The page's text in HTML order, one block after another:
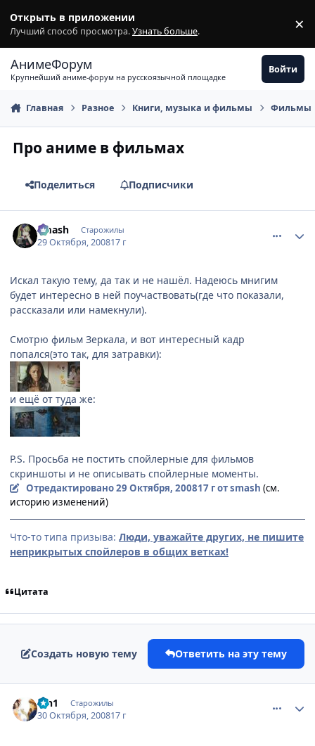
Открыть в приложении
Лучший способ просмотра.Узнать больше. ×
АнимеФорум
Крупнейший аниме-форум на русскоязычной площадке
Войти
Главная Разное Книги, музыка и фильмы Фильмы
Про аниме в фильмах
Поделиться Подписчики
smash Старожилы
29 Октября, 200817 г
Искал такую тему, да так и не нашёл. Надеюсь мнигим
будет интересно в ней поучаствовать(где что показали,
рассказали или намекнули).
Смотрю фильм Зеркала, и вот интересный кадр
попался(это так, для затравки):
и ещё от туда же:
P.S. Просьба не постить спойлерные для фильмов
скриншоты и не описывать спойлерные моменты.
Отредактировано29 Октября, 200817 гот smash (см.
историю изменений)
Что-то типа призыва: Люди, уважайте других, не пишите
неприкрытых спойлеров в общих ветках!
Цитата
Создать новую тему Ответить на эту тему
ion1 Старожилы
30 Октября, 200817 г